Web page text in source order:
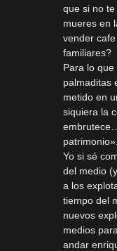
que si no
mueres en
vender
familiares?
Para lo
palmaditas
metido en
siquiera la
patrimonio».
Yo si sé
del medio
a los
tiempo del
nuevos
medios
andar